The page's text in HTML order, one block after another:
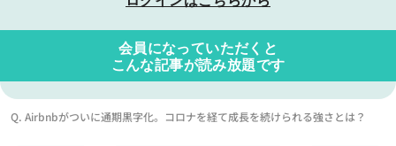
会員になっていただくと
こんな記事が読み放題です
Q. Airbnbがついに通期黒字化。コロナを経て成長を続けられる強さとは？